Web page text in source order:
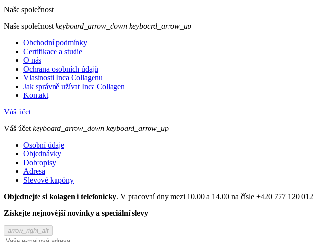
Naše společnost
Naše společnost keyboard_arrow_down keyboard_arrow_up
Obchodní podmínky
Certifikace a studie
O nás
Ochrana osobních údajů
Vlastnosti Inca Collagenu
Jak správně užívat Inca Collagen
Kontakt
Váš účet
Váš účet keyboard_arrow_down keyboard_arrow_up
Osobní údaje
Objednávky
Dobropisy
Adresa
Slevové kupóny
Objednejte si kolagen i telefonicky. V pracovní dny mezi 10.00 a 14.00 na čísle +420 777 120 012
Získejte nejnovější novinky a speciální slevy
arrow_right_alt